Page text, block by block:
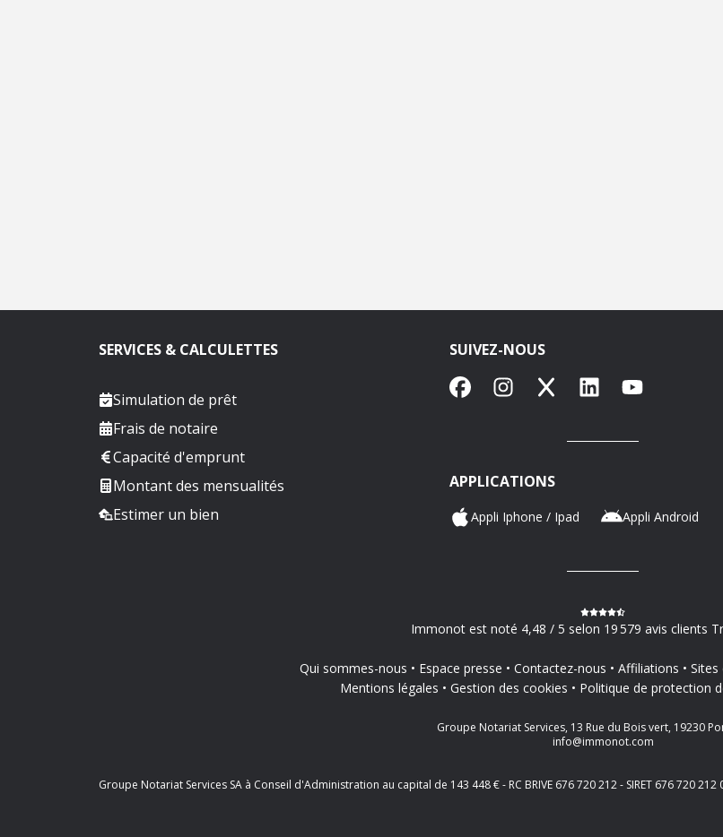
SERVICES & CALCULETTES
Simulation de prêt
Frais de notaire
Capacité d'emprunt
Montant des mensualités
Estimer un bien
SUIVEZ-NOUS
FacebookInstagram
X LinkedInYouTube
APPLICATIONS
Appli Iphone / Ipad Appli Android
Immonot est noté 4,48 / 5 selon 19 579 avis clients
Qui sommes-nous Espace presse Contactez-nous Affiliations Sites
Mentions légales
Gestion des cookies Politique de protection
Groupe Notariat Services, 13 Rue du Bois vert, 19230
info@immonot.com
Groupe Notariat Services SA à Conseil d'Administration au capital de 143 448 € - RC BRIVE 676 720 212 - SIRET 676 720